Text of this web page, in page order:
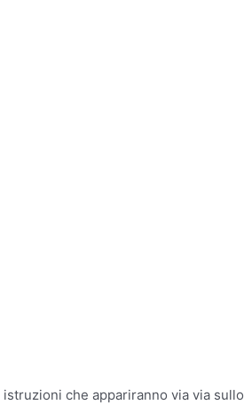
che appariranno via via sullo